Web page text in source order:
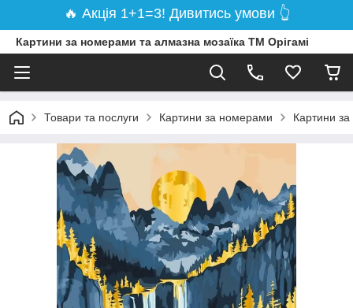
🔥 Акція 1+1=3! Дивитись умови 👆
Картини за номерами та алмазна мозаїка ТМ Орігамі
Товари та послуги Картини за номерами Картини